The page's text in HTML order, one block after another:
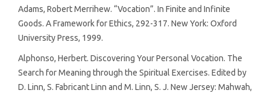
Adams, Robert Merrihew. “Vocation”. In Finite and Infinite
Goods. A Framework for Ethics, 292-317. New York: Oxford
University Press, 1999.
Alphonso, Herbert. Discovering Your Personal Vocation. The
Search for Meaning through the Spiritual Exercises. Edited by
D. Linn, S. Fabricant Linn and M. Linn, S. J. New Jersey: Mahwah,